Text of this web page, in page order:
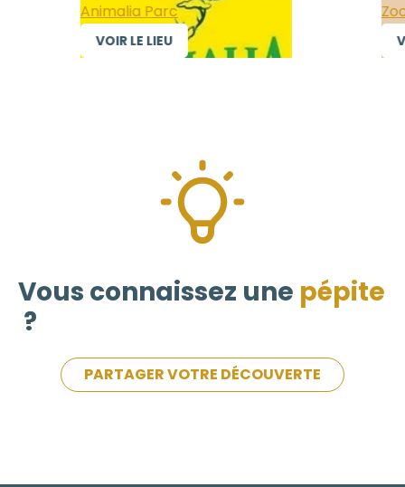
Animalia Parc
VOIR LE LIEU
Vous connaissez une pépite
?
PARTAGER VOTRE DÉCOUVERTE